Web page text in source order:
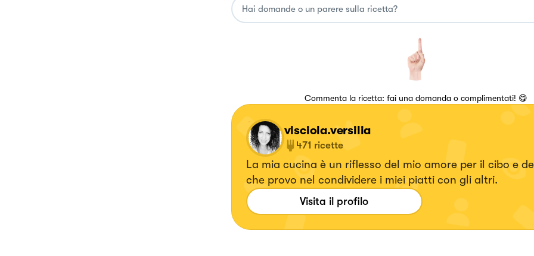
Commenta la ricetta: fai una domanda o complimentati! 😋
visciola.versilia
471 ricette
La mia cucina è un riflesso del mio amore per il cibo e
che provo nel condividere i miei piatti con gli altri.
Visita il profilo